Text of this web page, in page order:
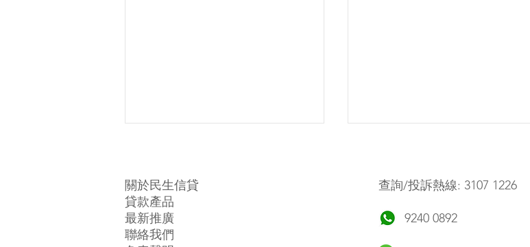
​關於民生信貸
貸款產品
最新推廣
​聯絡我們
​查詢/投訴熱線: 3107 1226
9240 0892